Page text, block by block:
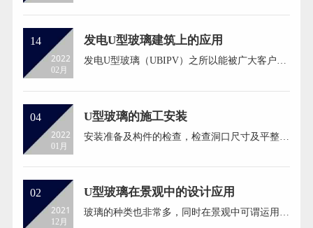
音防噪、机械强 度高、防老化、耐光照等特
璃碎片，很难崩落和破碎，...
14
2022
02月
发电U型玻璃建筑上的应用
发电U型玻璃（UBIPV）之所以能被广大客户青
类似槽钢结构，耐风压，避免电池片隐裂。 无
传统边框遮挡，提高早晚光伏电压，延...
04
2022
01月
U型玻璃的施工安装
安装准备及构件的检查，检查洞口尺寸及平整是
射钉将边框料固定在建筑洞口中，边框可用直角
下框料每隔400~600应有...
02
2021
12月
U型玻璃在景观中的设计应用
玻璃的种类也非常多，同时在景观中可谓运用广